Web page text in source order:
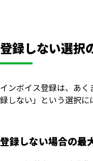
登録しない選択
インボイス登録は、あ
録しない」という選択
登録しない場合の最